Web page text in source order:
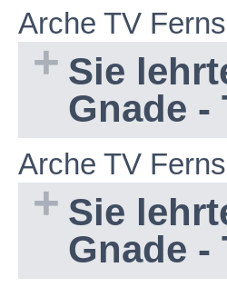
Arche TV
Sie
Gnade -
Arche TV
Sie
Gnade -